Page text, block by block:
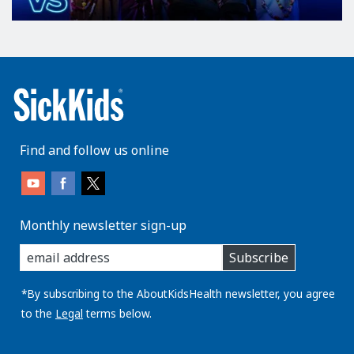
Find and follow us online
Monthly newsletter sign-up
enter
you
email
address:
Subscribe
*By subscribing to the AboutKidsHealth newsletter, you agree
to the Legal terms below.